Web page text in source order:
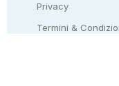
Privacy
Termini &